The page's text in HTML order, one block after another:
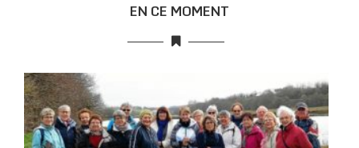
EN CE MOMENT